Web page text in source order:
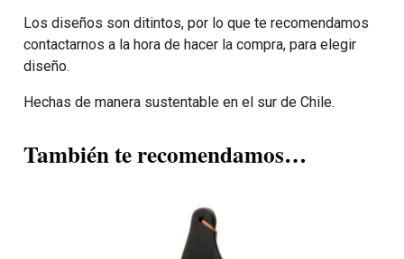
Los diseños son ditintos, por lo que te recomendamos
contactarnos a la hora de hacer la compra, para elegir
diseño.
Hechas de manera sustentable en el sur de Chile.
También te recomendamos…